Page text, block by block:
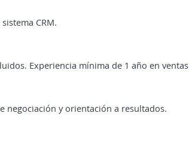
CRM.
Experiencia mínima de 1 año en ventas
negociación y orientación a resultados.